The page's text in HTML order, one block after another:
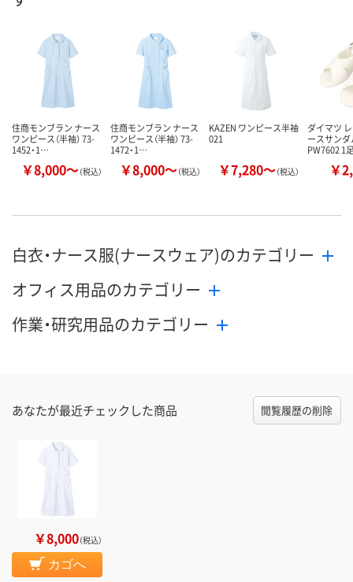
数量
カゴへ
メーカー都合により
カ
住商モンブラン ナース
ワンピース（半袖） 73-
1452・1…
￥8,000～（税込）
住商モンブラン ナース
ワンピース（半袖） 73-
1472・1…
￥8,000～（税込）
KAZEN ワンピース半袖
021
￥7,280～（税込）
ダイマツ
ースサンダ
PW7602 1
￥
白衣・ナース服(ナースウェア)のカテゴリー
オフィス用品のカテゴリー
作業・研究用品のカテゴリー
あなたが最近チェックした商品 閲覧履歴の削除
￥8,000（税込）
カゴへ